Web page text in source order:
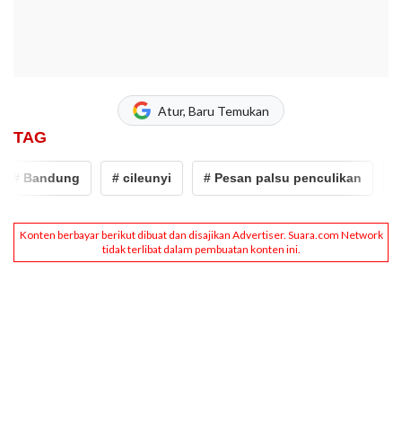
Atur, Baru Temukan
TAG
# cileunyi # Pesan palsu penculikan